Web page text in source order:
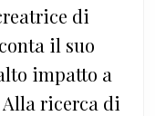
di
il suo
impatto a
Alla ricerca di